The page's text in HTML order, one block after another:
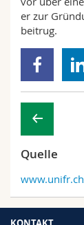
er zur
beitrug.
Quelle